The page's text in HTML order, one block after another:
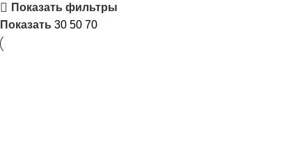
Показать фильтры
Показать 30 50 70